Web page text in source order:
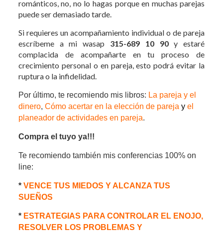
románticos, no, no lo hagas porque en muchas parejas
puede ser demasiado tarde.
Si requieres un acompañamiento individual o de pareja
escríbeme a mi wasap 315-689 10 90y estaré
complacida de acompañarte en tu proceso de
crecimiento personal o en pareja, esto podrá evitar la
ruptura o la infidelidad.
Por último, te recomiendo mis libros: La pareja y el
dinero, Cómo acertar en la elección de pareja y el
planeador de actividades en pareja.
Compra el tuyo ya!!!
Te recomiendo también mis conferencias 100% on
line:
* VENCE TUS MIEDOS Y ALCANZA TUS
SUEÑOS
* ESTRATEGIAS PARA CONTROLAR EL ENOJO,
RESOLVER LOS PROBLEMAS Y